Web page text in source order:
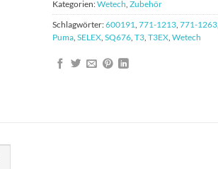
Kategorien:Wetech Zubehör
Schlagwörter:600191 771-1213 771-1263
Puma SELEX SQ676 T3 T3EX Wetech